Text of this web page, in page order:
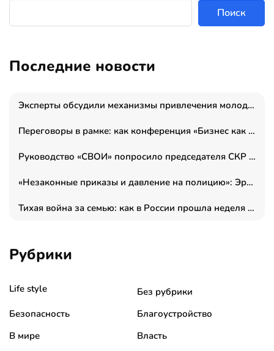
Поиск
Последние новости
Эксперты обсудили механизмы привлечения молодых специалистов в промышленные города
Переговоры в рамке: как конференция «Бизнес как искусство» переформатирует деловой этикет в стенах ТПП РФ
Руководство «СВОИ» попросило председателя СКР дать правовую оценку обысков в тыловом штабе
«Незаконные приказы и давление на полицию»: Эрнеста Султанова задержали у посольства Израиля во время одиночного пикета
Тихая война за семью: как в России прошла неделя правовой помощи
Рубрики
Life style
Без рубрики
Безопасность
Благоустройство
В мире
Власть